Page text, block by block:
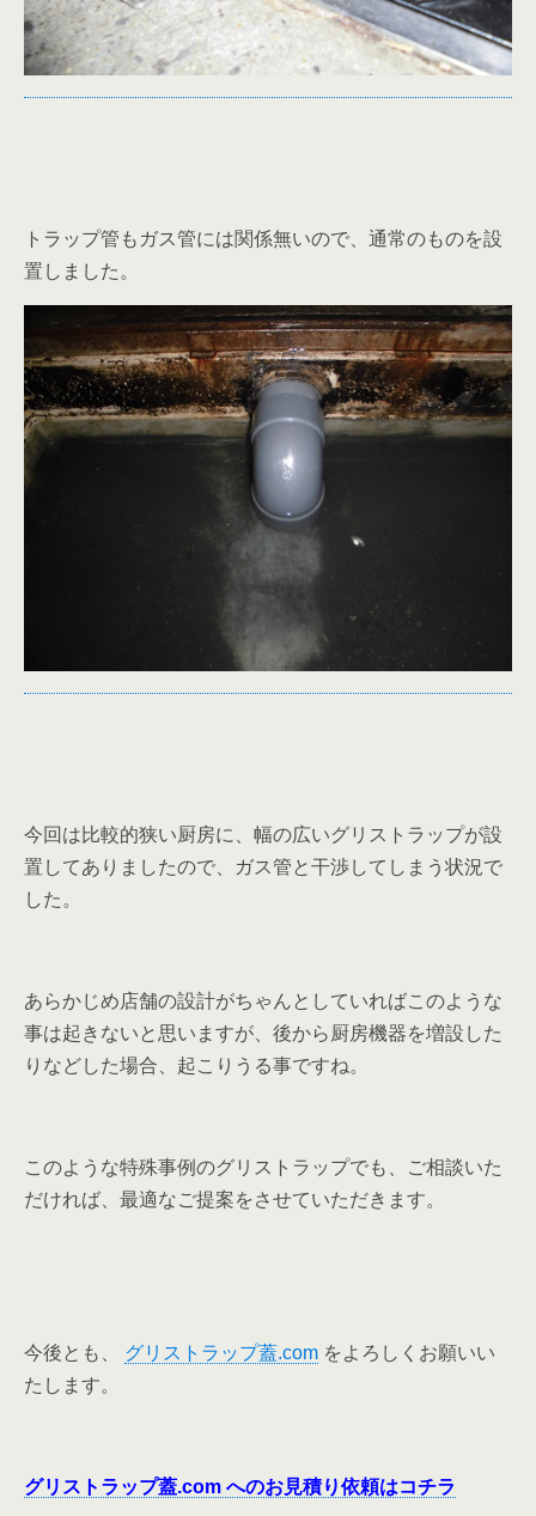
トラップ管もガス管には関係無いので、通常のものを設
置しました。
今回は比較的狭い厨房に、幅の広いグリストラップが設
置してありましたので、ガス管と干渉してしまう状況で
した。
あらかじめ店舗の設計がちゃんとしていればこのような
事は起きないと思いますが、後から厨房機器を増設した
りなどした場合、起こりうる事ですね。
このような特殊事例のグリストラップでも、ご相談いた
だければ、最適なご提案をさせていただきます。
今後とも、 グリストラップ蓋.com をよろしくお願いい
たします。
グリストラップ蓋.com へのお見積り依頼はコチラ